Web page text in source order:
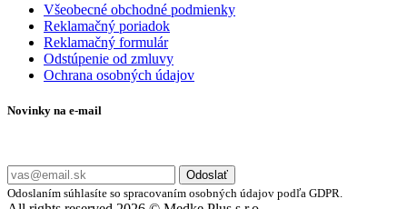
Všeobecné obchodné podmienky
Reklamačný poriadok
Reklamačný formulár
Odstúpenie od zmluvy
Ochrana osobných údajov
Novinky na e-mail
Odoslať
Odoslaním súhlasíte so spracovaním osobných údajov podľa GDPR.